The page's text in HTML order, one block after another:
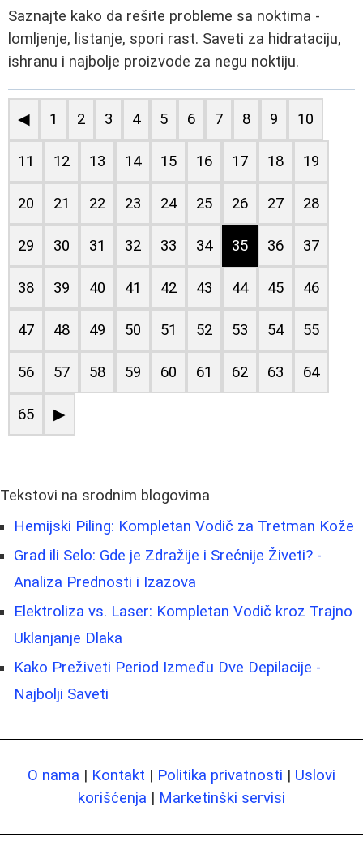
Saznajte kako da rešite probleme sa noktima -
lomljenje, listanje, spori rast. Saveti za hidrataciju,
ishranu i najbolje proizvode za negu noktiju.
◀ 1 2 3 4 5 6 7 8 9 10
11 12 13 14 15 16 17 18 19
20 21 22 23 24 25 26 27 28
29 30 31 32 33 34 35 36 37
38 39 40 41 42 43 44 45 46
47 48 49 50 51 52 53 54 55
56 57 58 59 60 61 62 63 64
65 ▶
Tekstovi na srodnim blogovima
Hemijski Piling: Kompletan Vodič za Tretman Kože
Grad ili Selo: Gde je Zdražije i Srećnije Živeti? -
Analiza Prednosti i Izazova
Elektroliza vs. Laser: Kompletan Vodič kroz Trajno
Uklanjanje Dlaka
Kako Preživeti Period Između Dve Depilacije -
Najbolji Saveti
O nama | Kontakt | Politika privatnosti | Uslovi
korišćenja | Marketinški servisi